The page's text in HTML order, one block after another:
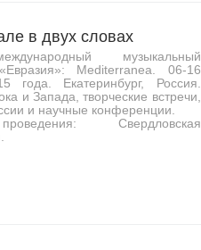
в двух словах
музыкальный
Mediterranea. 06-16
года. Екатеринбург, Россия.
и Запада, творческие встречи,
и научные конференции.
Свердловская